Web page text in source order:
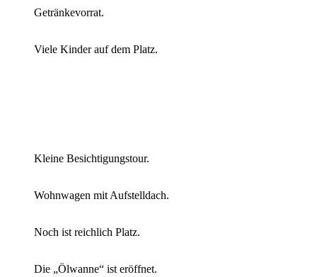
Getränkevorrat.
Viele Kinder auf dem Platz.
Kleine Besichtigungstour.
Wohnwagen mit Aufstelldach.
Noch ist reichlich Platz.
Die „Ölwanne“ ist eröffnet.